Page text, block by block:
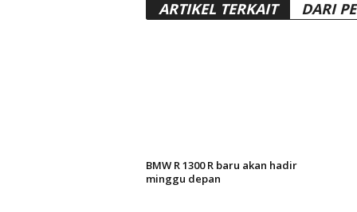
ARTIKEL TERKAIT DARI
BMW R 1300 R baru akan hadir
minggu depan